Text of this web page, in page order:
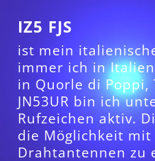
IZ5 FJS
ist mein
immer ich in
in Quorle di Poppi,
JN53UR bin ich
Rufzeichen aktiv.
die Möglichkeit mit
Drahtantennen zu